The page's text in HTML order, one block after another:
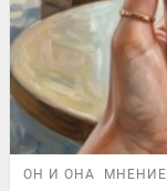
ОН И ОНА МНЕНИЕ